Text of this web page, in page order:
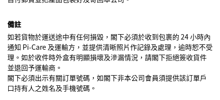
備註
如若貨物於運送途中有任何損毀，閣下必須於收到包裹的 24 小時內
通知 Pi-Care 及運輸方，並提供清晰照片作記錄及處理，逾時恕不受
理。如於收件時外盒有明顯損壞及滲漏情況，請閣下拒絕簽收貨件
並退回予運輸商。
閣下必須出示有關訂單號碼，如閣下非本公司會員須提供該訂單戶
口持有人之姓名及手機號碼。